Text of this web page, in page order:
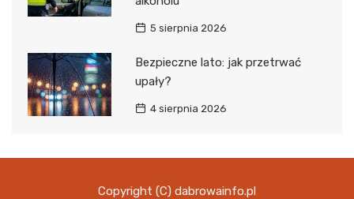
5 sierpnia 2026
Bezpieczne lato: jak przetrwać
upały?
4 sierpnia 2026
Copyright (C) dabrowainfo.pl